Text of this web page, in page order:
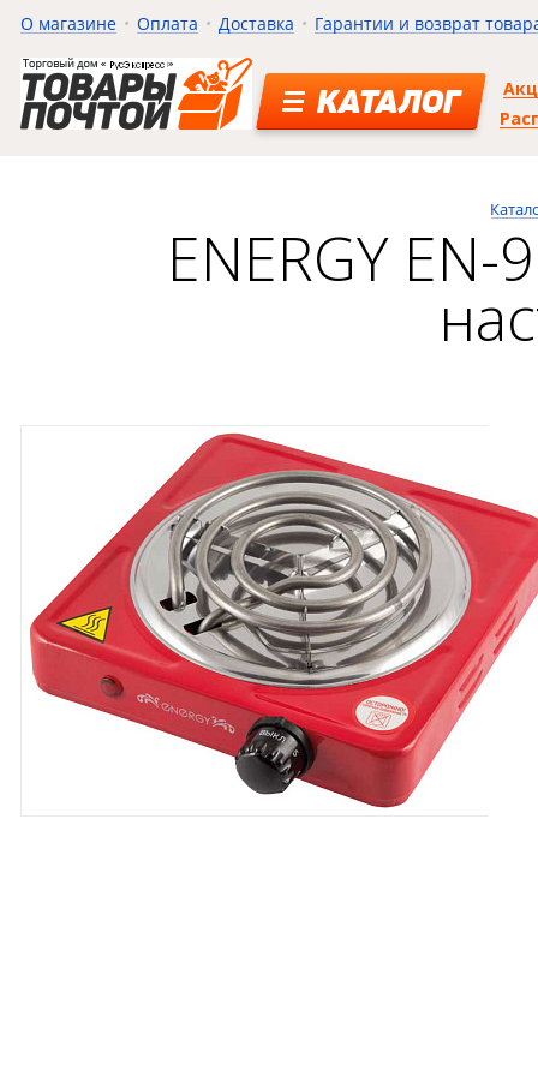
О магазине Оплата Доставка Гарантии и возврат
КАТАЛОГ
ENERGY